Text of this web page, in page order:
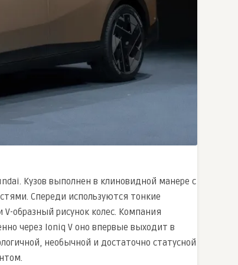
Кузов выполнен в клиновидной манере с
Спереди используются тонкие
образный рисунок колес. Компания
через Ioniq V оно впервые выходит в
необычной и достаточно статусной